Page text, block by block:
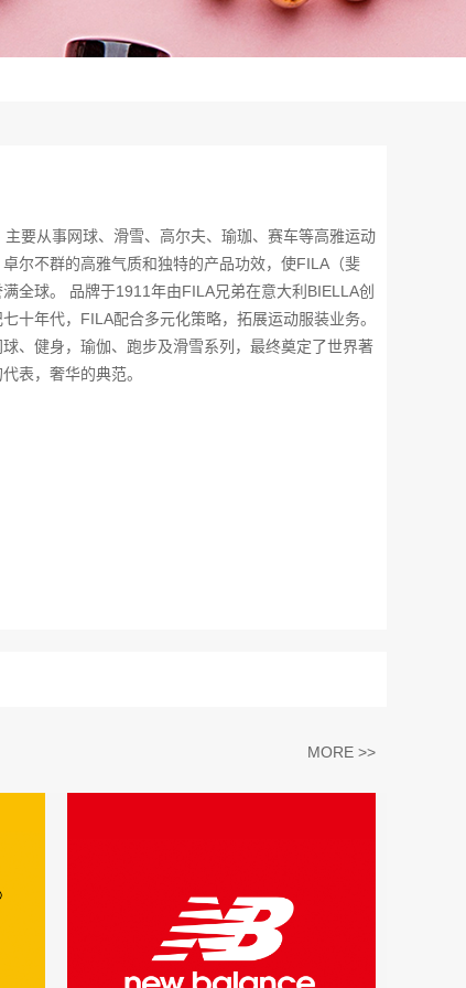
要从事网球、滑雪、高尔夫、瑜珈、赛车等高雅运动
尔不群的高雅气质和独特的产品功效，使FILA（斐
全球。 品牌于1911年由FILA兄弟在意大利BIELLA创
十年代，FILA配合多元化策略，拓展运动服装业务。
、健身，瑜伽、跑步及滑雪系列，最终奠定了世界著
表，奢华的典范。
MORE >>